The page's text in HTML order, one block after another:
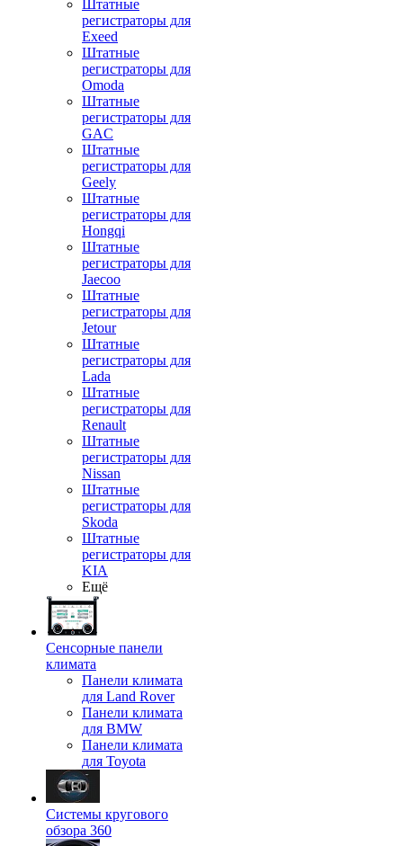
Штатные
регистраторы для
Exeed
Штатные
регистраторы для
Omoda
Штатные
регистраторы для
GAC
Штатные
регистраторы для
Geely
Штатные
регистраторы для
Hongqi
Штатные
регистраторы для
Jaecoo
Штатные
регистраторы для
Jetour
Штатные
регистраторы для
Lada
Штатные
регистраторы для
Renault
Штатные
регистраторы для
Nissan
Штатные
регистраторы для
Skoda
Штатные
регистраторы для
KIA
Ещё
Сенсорные панели
климата
Панели климата
для Land Rover
Панели климата
для BMW
Панели климата
для Toyota
Системы кругового
обзора 360